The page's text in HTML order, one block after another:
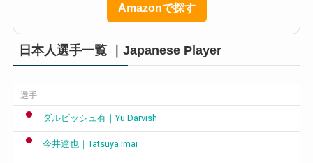
Amazonで探す
日本人選手一覧 ｜Japanese Player
選手
ダルビッシュ有｜Yu Darvish
今井達也｜Tatsuya Imai